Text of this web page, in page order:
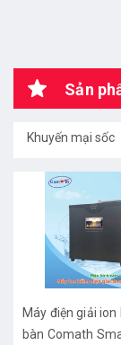
Sản
Khuyến mại sốc
Máy điện giải ion
bàn Comath